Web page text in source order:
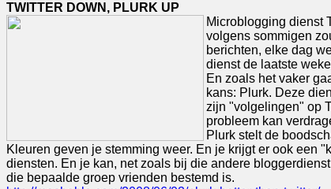
TWITTER DOWN, PLURK UP
Microblogging dienst
volgens sommigen
berichten, elke dag
dienst de laatste
En zoals het vaker
kans: Plurk. Deze
zijn "volgelingen" op
probleem kan
Plurk stelt de
Kleuren geven je stemming weer. En je krijgt er ook een
diensten. En je kan, net zoals bij die andere
die bepaalde groep vrienden bestemd is.